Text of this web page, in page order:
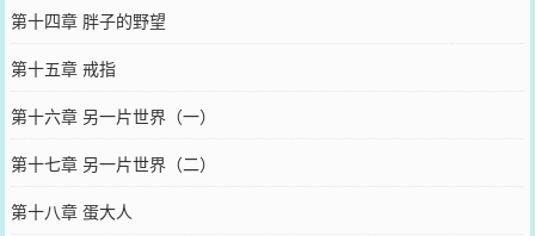
第十四章 胖子的野望
第十五章 戒指
第十六章 另一片世界（一）
第十七章 另一片世界（二）
第十八章 蛋大人